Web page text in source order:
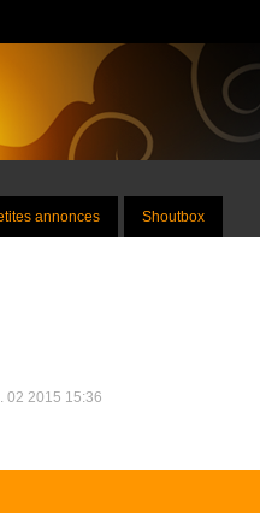
annonces Shoutbox
02 2015 15:36